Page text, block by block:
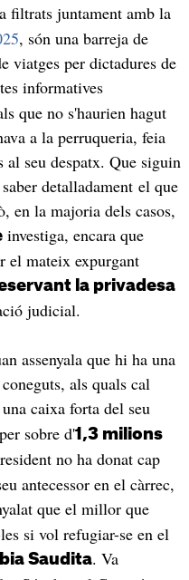
filtrats juntament amb la
, són una barreja de
viatges per dictadures de
informatives
que no s'haurien hagut
a la perruqueria, feia
al seu despatx. Que siguin
detalladament el que
en la majoria dels casos,
investiga, encara que
el mateix expurgant
la privadesa
judicial.
assenyala que hi ha una
als quals cal
caixa forta del seu
sobre d'1,3 milions
no ha donat cap
antecessor en el càrrec,
que el millor que
si vol refugiar-se en el
Saudita. Va